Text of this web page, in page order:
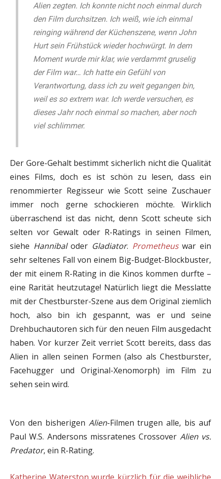
Alien zegten. Ich konnte nicht noch einmal durch
den Film durchsitzen. Ich weiß, wie ich einmal
reinging während der Küchenszene, wenn John
Hurt sein Frühstück wieder hochwürgt. In dem
Moment wurde mir klar, wie verdammt gruselig
der Film war… Ich hatte ein Gefühl von
Verantwortung, dass ich zu weit gegangen bin,
weil es so extrem war. Ich werde versuchen, es
dieses Jahr noch einmal so machen, aber noch
viel schlimmer.
Der Gore-Gehalt bestimmt sicherlich nicht die Qualität
eines Films, doch es ist schön zu lesen, dass ein
renommierter Regisseur wie Scott seine Zuschauer
immer noch gerne schockieren möchte. Wirklich
überraschend ist das nicht, denn Scott scheute sich
selten vor Gewalt oder R-Ratings in seinen Filmen,
siehe Hannibaloder Gladiator. Prometheuswar ein
sehr seltenes Fall von einem Big-Budget-Blockbuster,
der mit einem R-Rating in die Kinos kommen durfte –
eine Rarität heutzutage! Natürlich liegt die Messlatte
mit der Chestburster-Szene aus dem Original ziemlich
hoch, also bin ich gespannt, was er und seine
Drehbuchautoren sich für den neuen Film ausgedacht
haben. Vor kurzer Zeit verriet Scott bereits, dass das
Alien in allen seinen Formen (also als Chestburster,
Facehugger und Original-Xenomorph) im Film zu
sehen sein wird.
Von den bisherigen Alien-Filmen trugen alle, bis auf
Paul W.S. Andersons missratenes Crossover Alien vs.
Predator, ein R-Rating.
Katherine Waterston wurde kürzlich für die weibliche